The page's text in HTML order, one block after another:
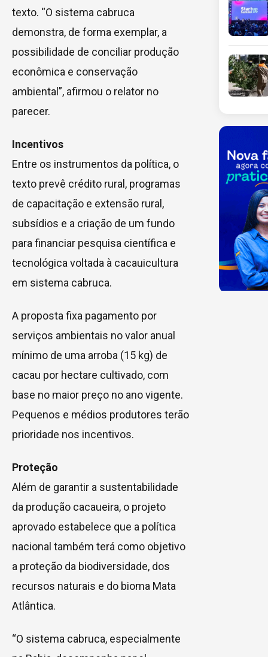
texto. “O sistema cabruca
demonstra, de forma exemplar, a
possibilidade de conciliar produção
econômica e conservação
ambiental”, afirmou o relator no
parecer.
Incentivos
Entre os instrumentos da política, o
texto prevê crédito rural, programas
de capacitação e extensão rural,
subsídios e a criação de um fundo
para financiar pesquisa científica e
tecnológica voltada à cacauicultura
em sistema cabruca.
A proposta fixa pagamento por
serviços ambientais no valor anual
mínimo de uma arroba (15 kg) de
cacau por hectare cultivado, com
base no maior preço no ano vigente.
Pequenos e médios produtores terão
prioridade nos incentivos.
Proteção
Além de garantir a sustentabilidade
da produção cacaueira, o projeto
aprovado estabelece que a política
nacional também terá como objetivo
a proteção da biodiversidade, dos
recursos naturais e do bioma Mata
Atlântica.
“O sistema cabruca, especialmente